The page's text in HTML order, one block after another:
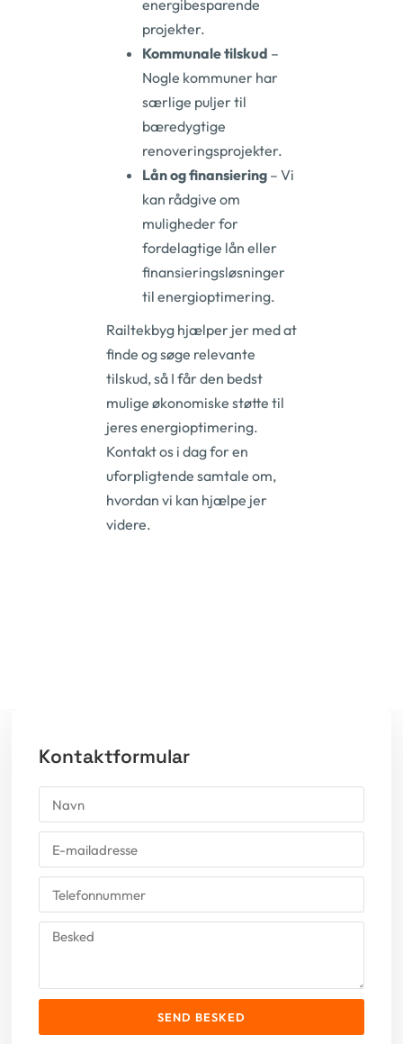
energibesparende
projekter.
Kommunale tilskud –
Nogle kommuner har
særlige puljer til
bæredygtige
renoveringsprojekter.
Lån og finansiering – Vi
kan rådgive om
muligheder for
fordelagtige lån eller
finansieringsløsninger
til energioptimering.
Railtekbyg hjælper jer med at
finde og søge relevante
tilskud, så I får den bedst
mulige økonomiske støtte til
jeres energioptimering.
Kontakt os i dag for en
uforpligtende samtale om,
hvordan vi kan hjælpe jer
videre.
Kontaktformular
SEND BESKED